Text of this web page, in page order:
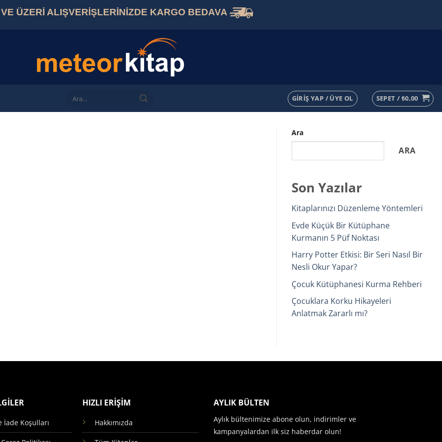
ÜZERİ ALIŞVERİŞLERİNİZDE KARGO BEDAVA
GIRIŞ YAP / ÜYE OL SEPET / ₺0,00
Ara
ARA
Son Yazılar
Kitaplarınızı Düzenleme Yöntemleri
Evde Küçük Bir Kütüphane
Kurmanın 5 Püf Noktası
Harry Potter Etkisi: Bir Seri Nasıl Bir
Nesli Okur Yapar?
Çocuk Kütüphanesi Kurma Rehberi
Çocuklara Korku Hikayeleri
Anlatmak Zararlı mı?
İade Koşulları
HIZLI ERİŞİM
Hakkımızda
AYLIK BÜLTEN
Aylık bültenimize abone olun, indirimler ve
kampanyalardan ilk siz haberdar olun!